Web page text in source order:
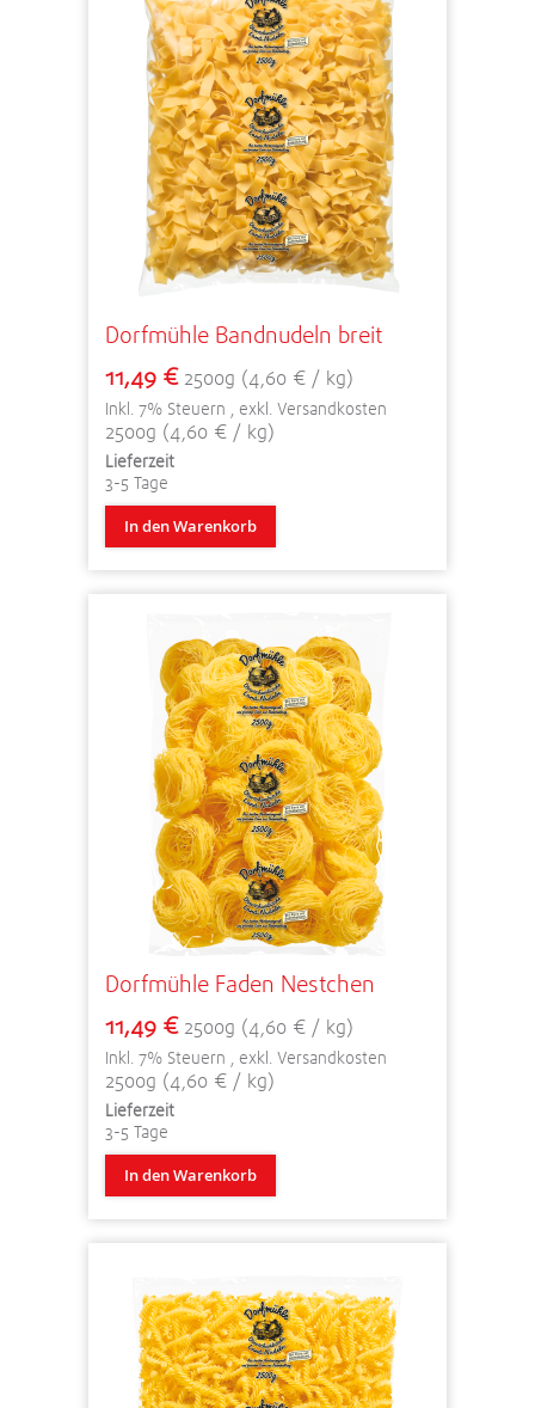
Dorfmühle Bandnudeln breit
11,49 € 2500g (4,60 € / kg)
Inkl. 7% Steuern exkl. Versandkosten
2500g (4,60 € / kg)
Lieferzeit
3-5 Tage
In den Warenkorb
Dorfmühle Faden Nestchen
11,49 € 2500g (4,60 € / kg)
Inkl. 7% Steuern exkl. Versandkosten
2500g (4,60 € / kg)
Lieferzeit
3-5 Tage
In den Warenkorb